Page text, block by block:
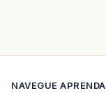
NAVEGUE APRENDA